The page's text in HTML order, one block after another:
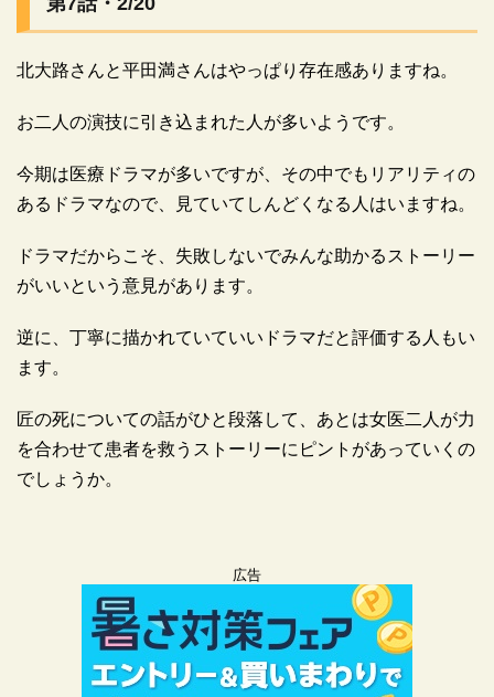
広告
北大路さんと平田満さんはやっぱり存在感ありますね。
お二人の演技に引き込まれた人が多いようです。
今期は医療ドラマが多いですが、その中でもリアリティの
あるドラマなので、見ていてしんどくなる人はいますね。
ドラマだからこそ、失敗しないでみんな助かるストーリー
がいいという意見があります。
逆に、丁寧に描かれていていいドラマだと評価する人もい
ます。
匠の死についての話がひと段落して、あとは女医二人が力
を合わせて患者を救うストーリーにピントがあっていくの
でしょうか。
広告